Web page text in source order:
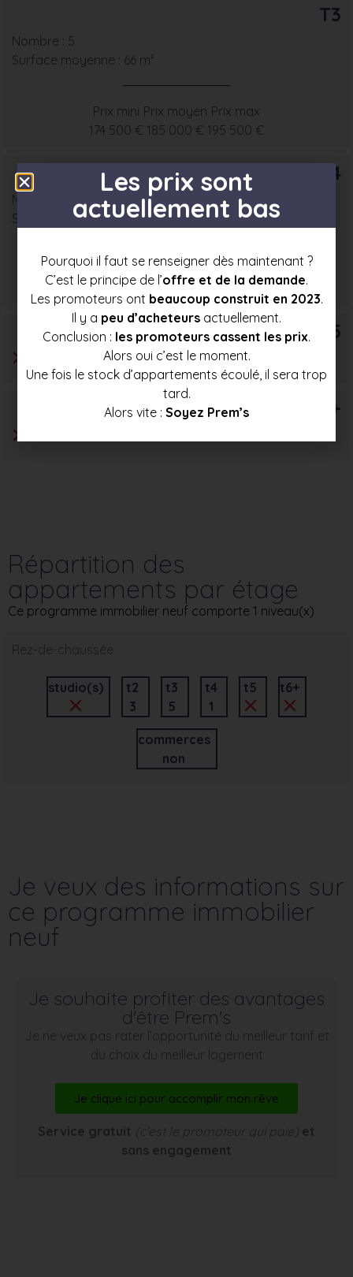
T3
Nombre : 5
Surface moyenne : 66 m²
Prix mini
174 500 €
Prix moyen
185 000 €
Prix max
195 500 €
T4
Nombre : 1
Surface moyenne : 79 m²
Prix mini
196 500 €
Prix moyen
208 500 €
Prix max
220 500 €
T5
T6+
Répartition des
appartements par étage
Ce programme immobilier neuf comporte 1 niveau(x)
Rez-de-chaussée
studio(s)
t2
3
t3
5
t4
1
t5 t6+
commerces
non
Je veux des informations sur
ce programme immobilier
neuf
Je souhaite profiter des avantages
d'être Prem's
Je ne veux pas rater l’opportunité du meilleur tarif et
du choix du meilleur logement
Je clique ici pour accomplir mon rêve
Service gratuit (c’est le promoteur qui paie) et
sans engagement
Les prix sont
actuellement bas
Pourquoi il faut se renseigner dès maintenant ?
C’est le principe de l’offre et de la demande.
Les promoteurs ont beaucoup construit en 2023.
Il y a peu d’acheteurs actuellement.
Conclusion : les promoteurs cassent les prix.
Alors oui c’est le moment.
Une fois le stock d’appartements écoulé, il sera trop
tard.
Alors vite : Soyez Prem’s